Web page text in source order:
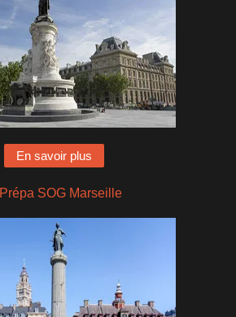
En savoir plus
Prépa SOG Marseille